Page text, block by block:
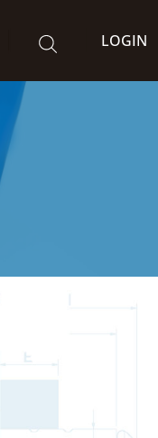
LOGIN